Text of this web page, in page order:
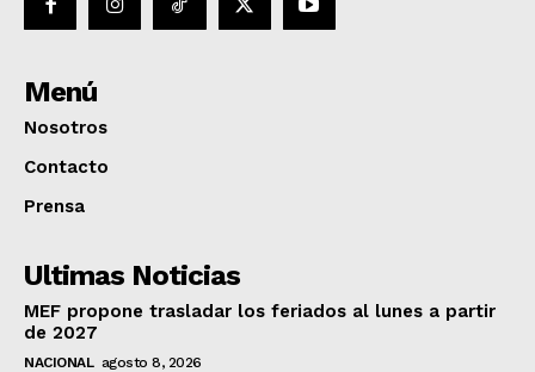
Menú
Nosotros
Contacto
Prensa
Ultimas Noticias
MEF propone trasladar los feriados al lunes a partir
de 2027
NACIONAL agosto 8, 2026